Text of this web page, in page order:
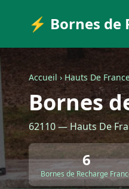
⚡ Bornes de
Accueil › Hauts De
Bornes
62110 — Hauts De
6
Bornes de Recharge